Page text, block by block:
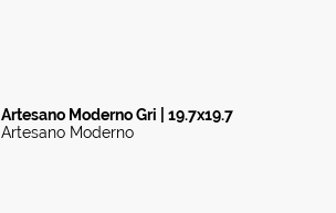
Artesano Moderno Gri | 19.7x19.7
Artesano Moderno